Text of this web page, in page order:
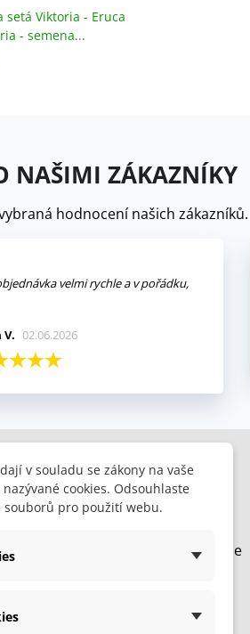
setá Viktoria - Eruca
- semena...
NAŠIMI ZÁKAZNÍKY
hodnocení našich zákazníků.
velmi rychle a v pořádku,
V. 02.06.2026
údajů
HLEDÁTE
Slevy
Nyní doporučujeme
v souladu se zákony na vaše
cookies. Odsouhlaste
souborů pro použití webu.